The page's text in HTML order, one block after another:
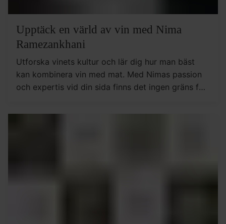
Upptäck en värld av vin med Nima
Ramezankhani
Utforska vinets kultur och lär dig hur man bäst
kan kombinera vin med mat. Med Nimas passion
och expertis vid din sida finns det ingen gräns för
värld.